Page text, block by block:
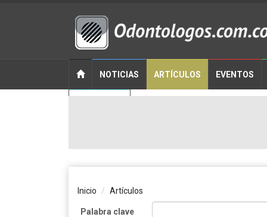
NOTICIAS ARTÍCULOS EVENTOS
Inicio Artículos
Palabra clave